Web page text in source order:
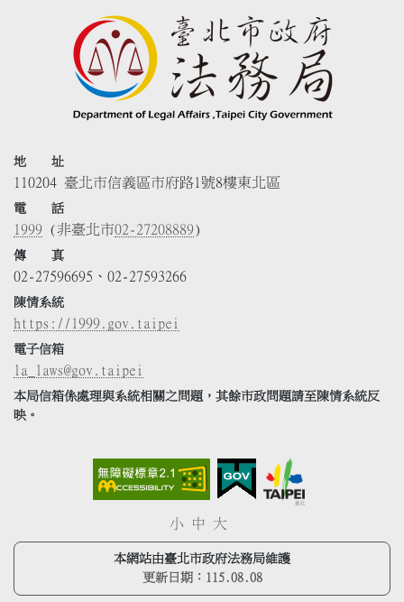
地 址
110204 臺北市信義區市府路1號8樓東北區
電 話
1999 (非臺北市02-27208889)
傳 真
02-27596695、02-27593266
陳情系統
https://1999.gov.taipei
電子信箱
la_laws@gov.taipei
本局信箱係處理與系統相關之問題，其餘市政問題請至陳情系統反
映。
小 中 大
本網站由臺北市政府法務局維護
更新日期： 115.08.08